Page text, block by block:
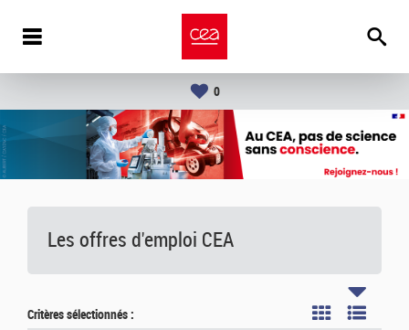
0
Les offres d'emploi CEA
Critères sélectionnés :